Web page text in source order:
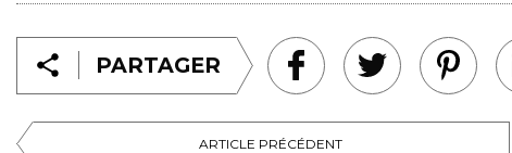
ARTICLE PRÉCÉDENT
PARTAGER